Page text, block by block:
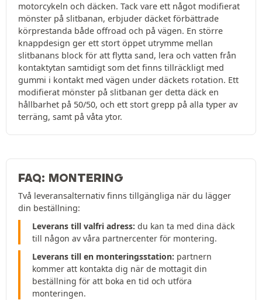
motorcykeln och däcken. Tack vare ett något modifierat
mönster på slitbanan, erbjuder däcket förbättrade
körprestanda både offroad och på vägen. En större
knappdesign ger ett stort öppet utrymme mellan
slitbanans block för att flytta sand, lera och vatten från
kontaktytan samtidigt som det finns tillräckligt med
gummi i kontakt med vägen under däckets rotation. Ett
modifierat mönster på slitbanan ger detta däck en
hållbarhet på 50/50, och ett stort grepp på alla typer av
terräng, samt på våta ytor.
FAQ: MONTERING
Två leveransalternativ finns tillgängliga när du lägger
din beställning:
Leverans till valfri adress: du kan ta med dina däck
till någon av våra partnercenter för montering.
Leverans till en monteringsstation: partnern
kommer att kontakta dig när de mottagit din
beställning för att boka en tid och utföra
monteringen.